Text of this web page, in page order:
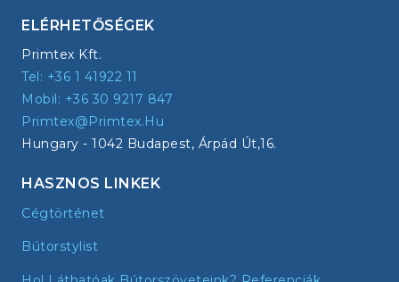
ELÉRHETŐSÉGEK
Primtex Kft.
Tel: +36 1 41922 11
Mobil: +36 30 9217 847
Primtex@primtex.hu
Hungary - 1042 Budapest, Árpád Út,16.
HASZNOS LINKEK
Cégtörténet
Bútorstylist